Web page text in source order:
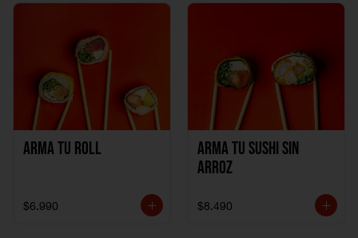
Arma Tu Roll
$6.990
Arma tu Sushi sin
Arroz
$8.490